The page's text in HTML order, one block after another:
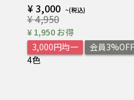
¥ 3,000
¥ 4,950
¥ 1,950 お得
3,000円均一
会員3%OFF
4色